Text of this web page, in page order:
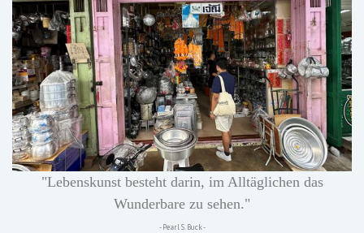
"Lebenskunst besteht darin, im Alltäglichen das
Wunderbare zu sehen."
- Pearl S. Buck -